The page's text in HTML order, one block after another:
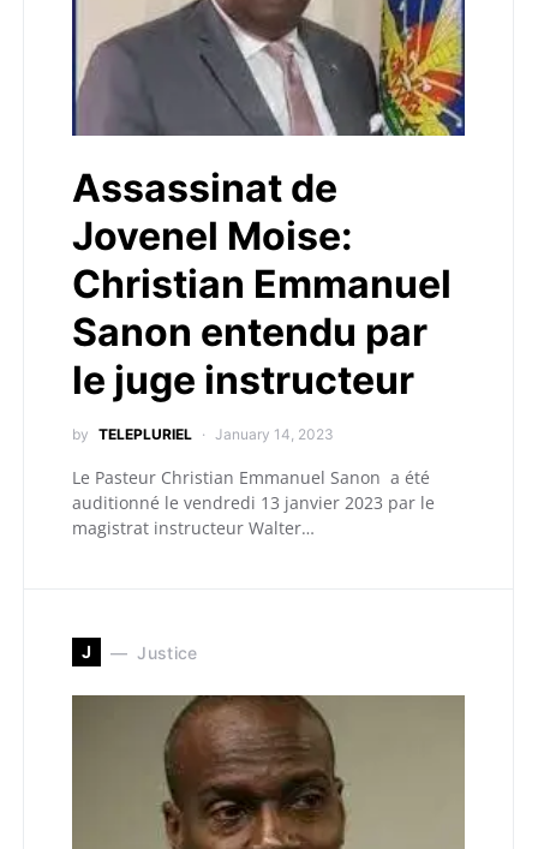
Assassinat de
Jovenel Moise:
Christian Emmanuel
Sanon entendu par
le juge instructeur
by TELEPLURIEL January 14, 2023
Le Pasteur Christian Emmanuel Sanon a été
auditionné le vendredi 13 janvier 2023 par le
magistrat instructeur Walter…
J Justice